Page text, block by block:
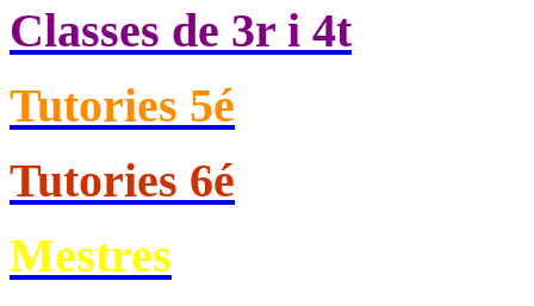
Classes de 3r i 4t
Tutories 5é
Tutories 6é
Mestres